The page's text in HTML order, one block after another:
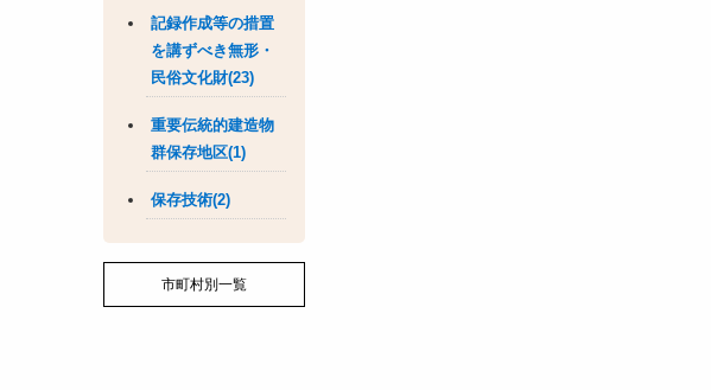
記録作成等の措置
を講ずべき無形・
民俗文化財(23)
重要伝統的建造物
群保存地区(1)
保存技術(2)
市町村別一覧